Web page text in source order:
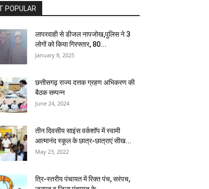
POPULAR
लापरवाही से डीजल नापजोख,पुलिस ने 3
लोगों को किया गिरफ्तार, 80...
January 8, 2025
छत्तीसगढ़ राज्य दत्तक ग्रहण अभिकरण की
बैठक सम्पन्न
June 24, 2024
तीन दिवसीय साइंस वर्कशॉप में स्वामी
आत्मानंद स्कूल के छात्र-छात्राएं सीख...
May 23, 2022
त्रि-स्तरीय पंचायत में रिक्त पंच, सरंपच,